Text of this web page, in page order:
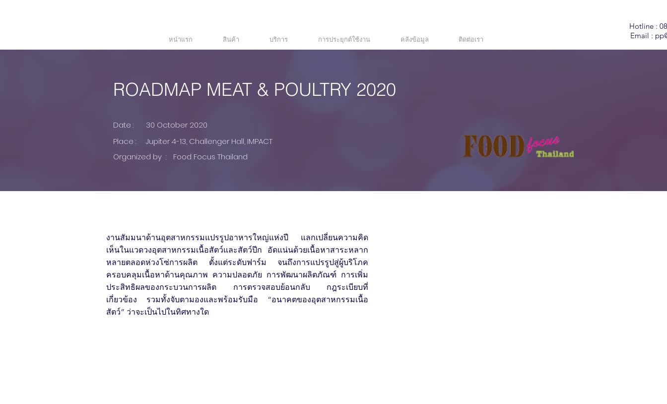
Solutions
หน้าแรก สินค้า บริการ การประยุกต์ใช้งาน คลังข้อมูล ติดต่อเรา
Hotline :
Email :
ROADMAP MEAT & POULTRY 2020
งานสัมมนาด้านอุตสาหกรรมแปรรูปอาหารใหญ่แห่งปี แลกเปลี่ยนความคิด
เห็นในแวดวงอุตสาหกรรมเนื้อสัตว์และสัตว์ปีก อัดแน่นด้วยเนื้อหาสาระหลาก
หลายตลอดห่วงโซ่การผลิต ตั้งแต่ระดับฟาร์ม จนถึงการแปรรูปสู่ผู้บริโภค
ครอบคลุมเนื้อหาด้านคุณภาพ ความปลอดภัย การพัฒนาผลิตภัณฑ์ การเพิ่ม
ประสิทธิผลของกระบวนการผลิต การตรวจสอบย้อนกลับ กฎระเบียบที่
เกี่ยวข้อง รวมทั้งจับตามองและพร้อมรับมือ “อนาคตของอุตสาหกรรมเนื้อ
สัตว์” ว่าจะเป็นไปในทิศทางใด
ROADMAP MEAT & POULTRY 2020
Date :
30 October 2020
Place :
Jupiter 4-13, Challenger Hall, IMPACT
Organized by :
Food Focus Thailand